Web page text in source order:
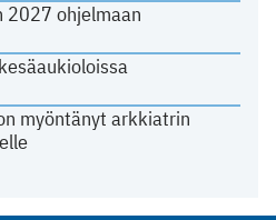
2027 ohjelmaan
myöntänyt arkkiatrin